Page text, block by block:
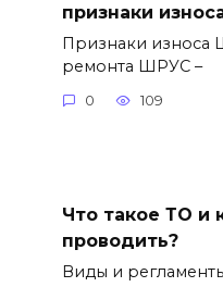
признаки
Признаки износа
ремонта ШРУС –
0 109
Что такое ТО и
проводить?
Виды и